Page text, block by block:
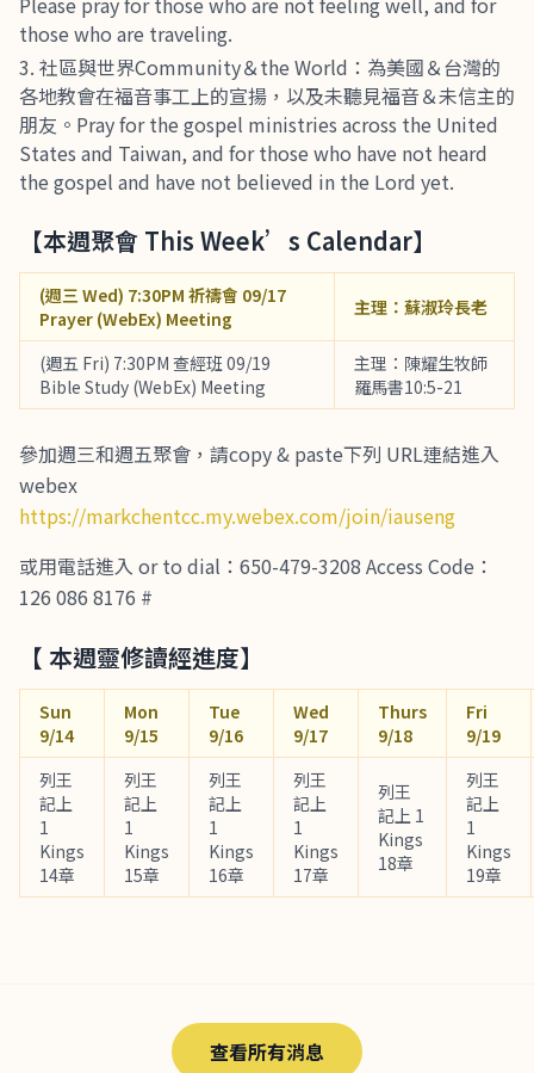
those who are traveling.
社區與世界Community＆the World：為美國＆台灣的
各地教會在福音事工上的宣揚，以及未聽見福音＆未信主的
朋友。Pray for the gospel ministries across the United
States and Taiwan, and for those who have not heard
the gospel and have not believed in the Lord yet.
【本週聚會 This Week’s Calendar】
(週三 Wed) 7:30PM 祈禱會 09/17
Prayer (WebEx) Meeting
主理：蘇淑玲長老
(週五 Fri) 7:30PM 查經班 09/19
Bible Study (WebEx) Meeting
主理：陳耀生牧師
羅馬書10:5-21
參加週三和週五聚會，請copy & paste下列 URL連結進入
webex
https://markchentcc.my.webex.com/join/iauseng
或用電話進入 or to dial：650-479-3208 Access Code：
126 086 8176 #
【 本週靈修讀經進度】
Sun
9/14
Mon
9/15
Tue
9/16
Wed
9/17
Thurs
9/18
Fri
9/19
列王
記上
1
Kings
14章
列王
記上
1
Kings
15章
列王
記上
1
Kings
16章
列王
記上
1
Kings
17章
列王
記上 1
Kings
18章
列王
記上
1
Kings
19章
查看所有消息